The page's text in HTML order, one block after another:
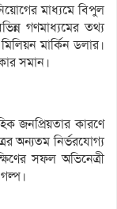
মাধ্যমে বিপুল
গণমাধ্যমের তথ্য
মার্কিন ডলার।
সমান।
জনপ্রিয়তার কারণে
অন্যতম নির্ভরযোগ্য
সফল অভিনেত্রী